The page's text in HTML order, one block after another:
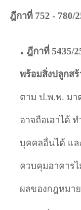
ฎีกาที่ 752 - 780/
ฎีกาที่ 5435/
พร้อมสิ่งปลูกสร้
ตาม ป.พ.พ. มา
อาจถือเอาได้
บุคคลอื่นได้ แล
ควบคุมอาคาร
ผลของกฎหมาย